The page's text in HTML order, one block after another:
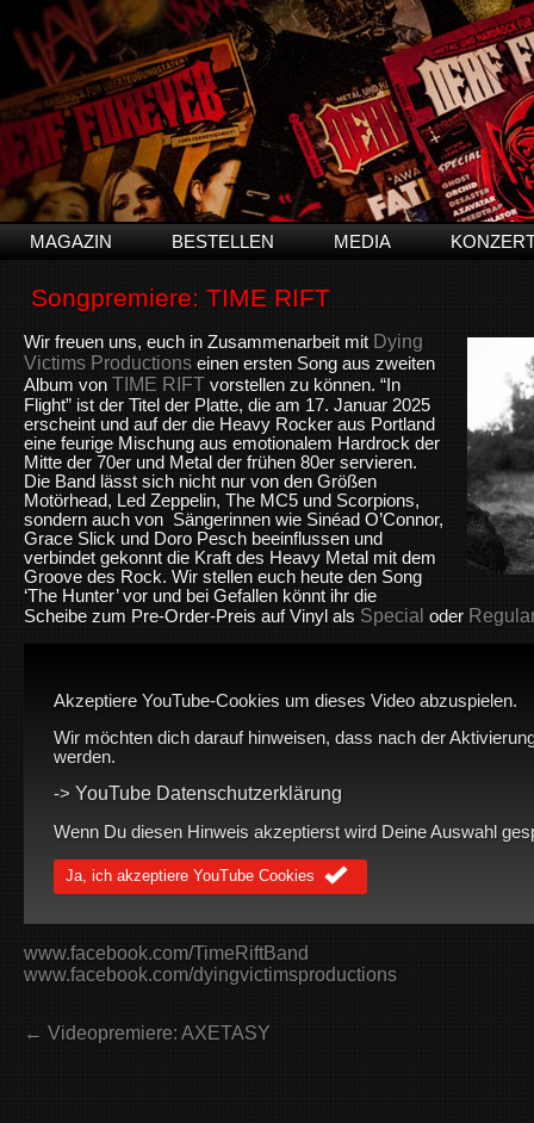
MAGAZIN BESTELLEN MEDIA
Songpremiere: TIME RIFT
Wir freuen uns, euch in Zusammenarbeit mit Dying
Victims Productions einen ersten Song aus zweiten
Album von TIME RIFT vorstellen zu können. “In
Flight” ist der Titel der Platte, die am 17. Januar 2025
erscheint und auf der die Heavy Rocker aus Portland
eine feurige Mischung aus emotionalem Hardrock der
Mitte der 70er und Metal der frühen 80er servieren.
Die Band lässt sich nicht nur von den Größen
Motörhead, Led Zeppelin, The MC5 und Scorpions,
sondern auch von Sängerinnen wie Sinéad O’Connor,
Grace Slick und Doro Pesch beeinflussen und
verbindet gekonnt die Kraft des Heavy Metal mit dem
Groove des Rock. Wir stellen euch heute den Song
‘The Hunter’ vor und bei Gefallen könnt ihr die
Scheibe zum Pre-Order-Preis auf Vinyl als Special oder
Akzeptiere YouTube-Cookies um dieses Video abzuspielen.
Wir möchten dich darauf hinweisen, dass nach der
werden.
-> YouTube Datenschutzerklärung
Wenn Du diesen Hinweis akzeptierst wird Deine Auswahl
Ja, ich akzeptiere YouTube Cookies
www.facebook.com/TimeRiftBand
www.facebook.com/dyingvictimsproductions
← Videopremiere: AXETASY